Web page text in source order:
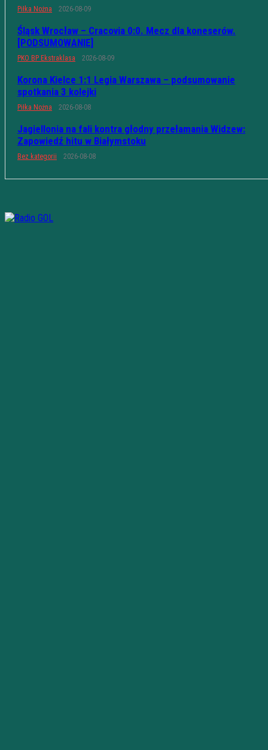
Piłka Nożna 2026-08-09
Śląsk Wrocław – Cracovia 0:0. Mecz dla koneserów.
[PODSUMOWANIE]
PKO BP Ekstraklasa 2026-08-09
Korona Kielce 1:1 Legia Warszawa – podsumowanie
spotkania 3 kolejki
Piłka Nożna 2026-08-08
Jagiellonia na fali kontra głodny przełamania Widzew:
Zapowiedź hitu w Białymstoku
Bez kategorii 2026-08-08